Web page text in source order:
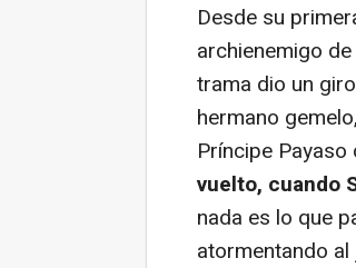
Desde su
archienemigo
trama dio un
hermano
Príncipe Payaso
vuelto, cuando
nada es lo que
atormentando al